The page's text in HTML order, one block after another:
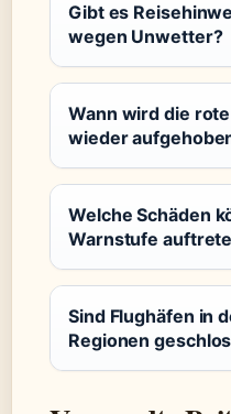
Gibt es
wegen Unwetter?
Wann wird die
wieder
Welche Schäden
Warnstufe
Sind Flughäfen in
Regionen